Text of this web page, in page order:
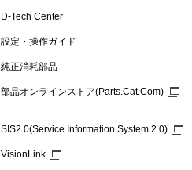
D-Tech Center
設定・操作ガイド
純正消耗部品
部品オンラインストア(Parts.Cat.Com)
SIS2.0(Service Information System 2.0)
VisionLink